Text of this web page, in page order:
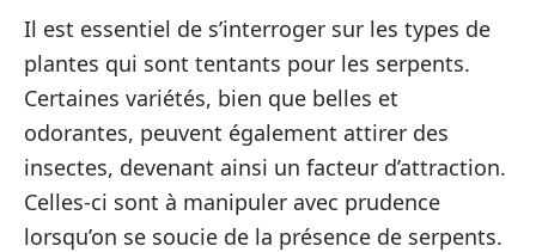
Il est essentiel de s’interroger sur les types de
plantes qui sont tentants pour les serpents.
Certaines variétés, bien que belles et
odorantes, peuvent également attirer des
insectes, devenant ainsi un facteur d’attraction.
Celles-ci sont à manipuler avec prudence
lorsqu’on se soucie de la présence de serpents.